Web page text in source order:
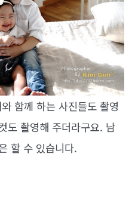
함께 하는 사진들도 촬영
도 촬영해 주더라구요. 남
할 수 있습니다.